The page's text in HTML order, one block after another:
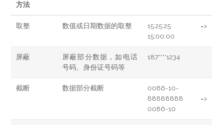
方法
取整 数值或日期数据的取整
15:25:25 =>
15:00:00
屏蔽
屏蔽部分数据，如电话
号码、身份证号码等
187****1234
截断 数据部分截断
0086-10-
88888888 =>
0086-10